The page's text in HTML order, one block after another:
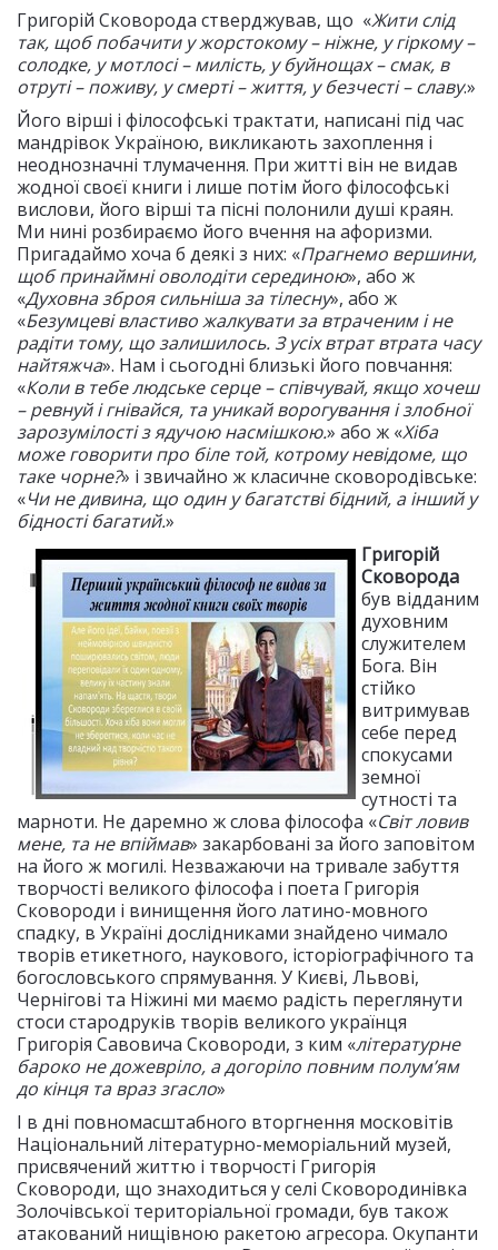
Григорій Сковорода стверджував, що «Жити слід
так, щоб побачити у жорстокому – ніжне, у гіркому –
солодке, у мотлосі – милість, у буйнощах – смак, в
отруті – поживу, у смерті – життя, у безчесті – славу.»
Його вірші і філософські трактати, написані під час
мандрівок Україною, викликають захоплення і
неоднозначні тлумачення. При житті він не видав
жодної своєї книги і лише потім його філософські
вислови, його вірші та пісні полонили душі краян.
Ми нині розбираємо його вчення на афоризми.
Пригадаймо хоча б деякі з них: «Прагнемо вершини,
щоб принаймні оволодіти серединою», або ж
«Духовна зброя сильніша за тілесну», або ж
«Безумцеві властиво жалкувати за втраченим і не
радіти тому, що залишилось. З усіх втрат втрата часу
найтяжча». Нам і сьогодні близькі його повчання:
«Коли в тебе людське серце – співчувай, якщо хочеш
– ревнуй і гнівайся, та уникай ворогування і злобної
зарозумілості з ядучою насмішкою.» або ж «Хіба
може говорити про біле той, котрому невідоме, що
таке чорне?» і звичайно ж класичне сковородівське:
«Чи не дивина, що один у багатстві бідний, а інший у
бідності багатий.»
Григорій
Сковорода
був відданим
духовним
служителем
Бога. Він
стійко
витримував
себе перед
спокусами
земної
сутності та
марноти. Не даремно ж слова філософа «Світ ловив
мене, та не впіймав» закарбовані за його заповітом
на його ж могилі. Незважаючи на тривале забуття
творчості великого філософа і поета Григорія
Сковороди і винищення його латино-мовного
спадку, в Україні дослідниками знайдено чимало
творів етикетного, наукового, історіографічного та
богословського спрямування. У Києві, Львові,
Чернігові та Ніжині ми маємо радість переглянути
стоси стародруків творів великого українця
Григорія Савовича Сковороди, з ким «літературне
бароко не дожевріло, а догоріло повним полум’ям
до кінця та враз згасло»
І в дні повномасштабного вторгнення московітів
Національний літературно-меморіальний музей,
присвячений життю і творчості Григорія
Сковороди, що знаходиться у селі Сковородинівка
Золочівської територіальної громади, був також
атакований нищівною ракетою агресора. Окупанти